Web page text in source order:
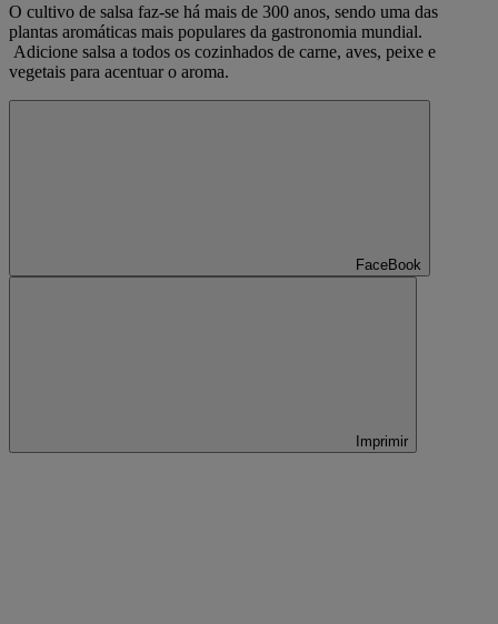
O cultivo de salsa faz-se há mais de 300 anos, sendo uma das
plantas aromáticas mais populares da gastronomia mundial.
Adicione salsa a todos os cozinhados de carne, aves, peixe e
vegetais para acentuar o aroma.
FaceBook
Imprimir